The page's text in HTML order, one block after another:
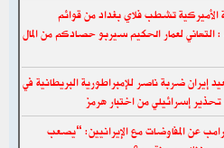
الأميركية تشطب فلاي بغداد من قوائم
التهاني لعمار الحكيم سيربو حصادكم من المال
إيران ضربة ناصر للإمبراطورية البريطانية في
إسرائيلي من اختبار هرمز
عن المفاوضات مع الإيرانيين: “يصعب